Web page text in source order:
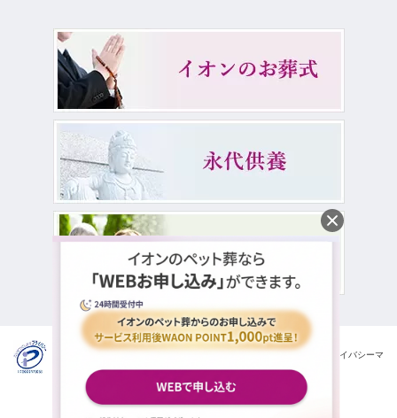
イオンライフ株式会社は一般財団法人日本情報経済社会推進協会の
プライバシーマ
ークを取得しております。
© 2026 Co.,Ltd. All rights Reserved